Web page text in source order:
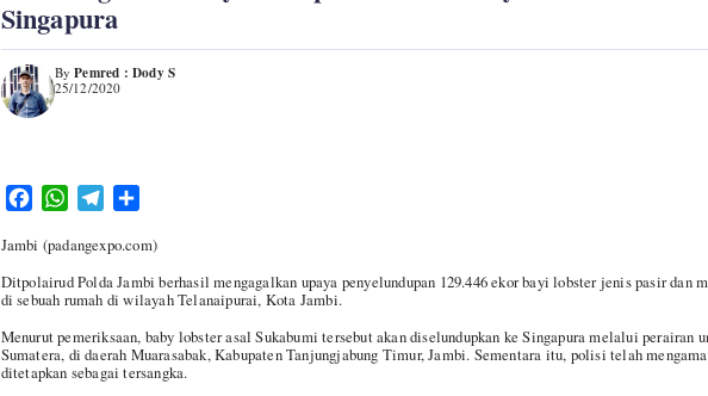
Singapura
ByPemred : Dody S
25/12/2020
c
e
b
o
k
W
a
t
s
p
p
l
e
g
r
a
m
a
r
e
Jambi (padangexpo.com)
Ditpolairud Polda Jambi berhasil mengagalkan upaya penyelundupan 129.446 ekor bayi lobster jenis pasir dan
di sebuah rumah di wilayah Telanaipurai, Kota Jambi.
Menurut pemeriksaan, baby lobster asal Sukabumi tersebut akan diselundupkan ke Singapura melalui perairan
Sumatera, di daerah Muarasabak, Kabupaten Tanjungjabung Timur, Jambi. Sementara itu, polisi telah
ditetapkan sebagai tersangka.